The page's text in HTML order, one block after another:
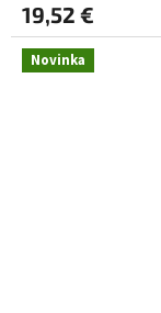
19,52 €
Novinka